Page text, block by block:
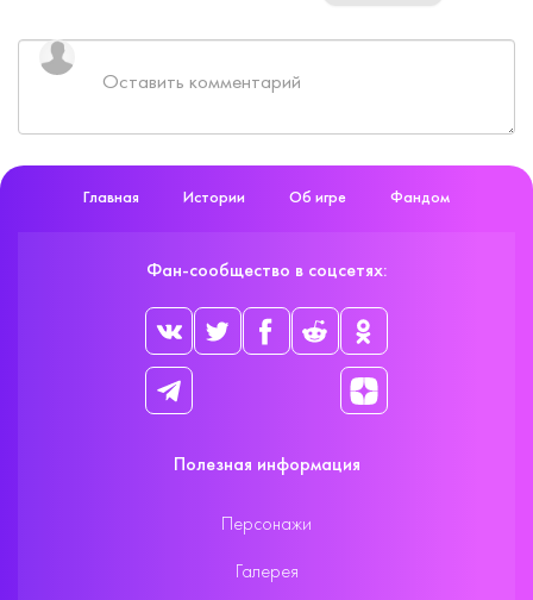
Главная Истории Об игре Фандом
Фан-сообщество в соцсетях:
Полезная информация
Персонажи
Галерея